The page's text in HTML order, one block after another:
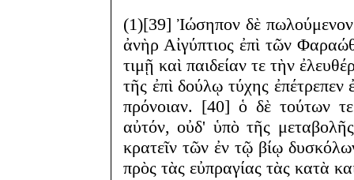
(1)[39] Ἰώσηπον δὲ
ἀνὴρ Αἰγύπτιος ἐπὶ τῶν
τιμῇ καὶ παιδείαν τε τὴν
τῆς ἐπὶ δούλῳ τύχης ἐπέτρεπεν
πρόνοιαν. [40] ὁ δὲ τούτων
αὐτόν, οὐδ' ὑπὸ τῆς
κρατεῖν τῶν ἐν τῷ βίῳ
πρὸς τὰς εὐπραγίας τὰς κατὰ